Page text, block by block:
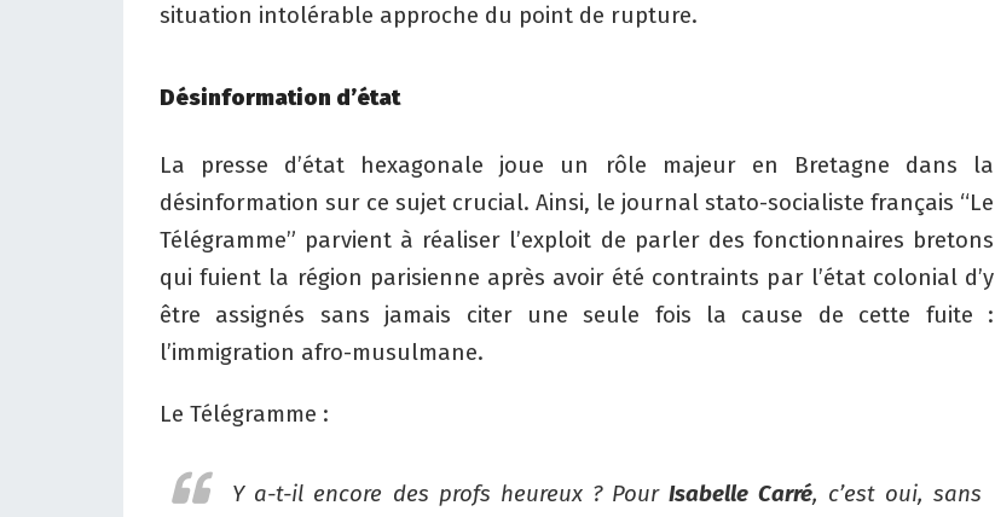
situation intolérable approche du point de rupture.
Désinformation d’état
La presse d’état hexagonale joue un rôle majeur en Bretagne dans la
désinformation sur ce sujet crucial. Ainsi, le journal stato-socialiste français “Le
Télégramme” parvient à réaliser l’exploit de parler des fonctionnaires bretons
qui fuient la région parisienne après avoir été contraints par l’état colonial d’y
être assignés sans jamais citer une seule fois la cause de cette fuite :
l’immigration afro-musulmane.
Le Télégramme :
Y a-t-il encore des profs heureux ? PourIsabelle Carré, c’est oui, sans